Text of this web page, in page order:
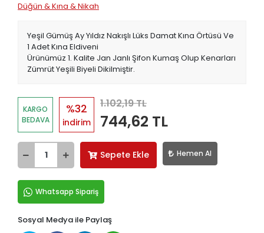
Düğün & Kına & Nikah
Yeşil Gümüş Ay Yıldız Nakışlı Lüks Damat Kına Örtüsü Ve
1 Adet Kına Eldiveni
Ürünümüz 1. Kalite Jan Janlı Şifon Kumaş Olup Kenarları
Zümrüt Yeşili Biyeli Dikilmiştir.
KARGO
BEDAVA
%32
indirim
1.102,19 TL
744,62 TL
Sepete Ekle Hemen Al
Whatsapp Sipariş
Sosyal Medya ile Paylaş